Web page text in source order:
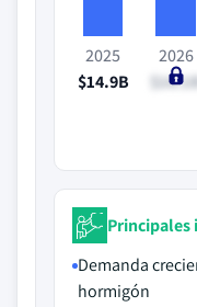
2025
$14.9B
2026
Demanda
hormigón